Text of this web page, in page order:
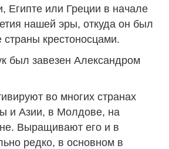
Египте или Греции в начале
нашей эры, откуда он был
страны крестоносцами.
был завезен Александром
во многих странах
и Азии, в Молдове, на
Выращивают его и в
редко, в основном в